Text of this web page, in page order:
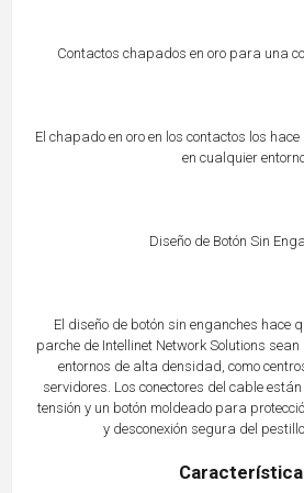
Contactos chapados en oro para una
El chapado en oro en los contactos los
en cualquier
Diseño de Botón Sin
El diseño de botón sin enganches hace
parche de Intellinet Network Solutions
entornos de alta densidad, como
servidores. Los conectores del cable
tensión y un botón moldeado para
y desconexión segura del